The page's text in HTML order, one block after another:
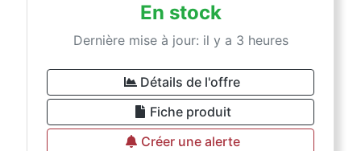
En stock
Dernière mise à jour: il y a 3 heures
Détails de l'offre
Fiche produit
Créer une alerte